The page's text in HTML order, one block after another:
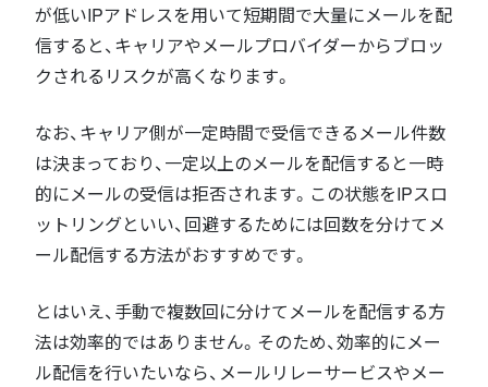
が低いIPアドレスを用いて短期間で大量にメールを配
信すると、キャリアやメールプロバイダーからブロッ
クされるリスクが高くなります。
なお、キャリア側が一定時間で受信できるメール件数
は決まっており、一定以上のメールを配信すると一時
的にメールの受信は拒否されます。この状態をIPスロ
ットリングといい、回避するためには回数を分けてメ
ール配信する方法がおすすめです。
とはいえ、手動で複数回に分けてメールを配信する方
法は効率的ではありません。そのため、効率的にメー
ル配信を行いたいなら、メールリレーサービスやメー